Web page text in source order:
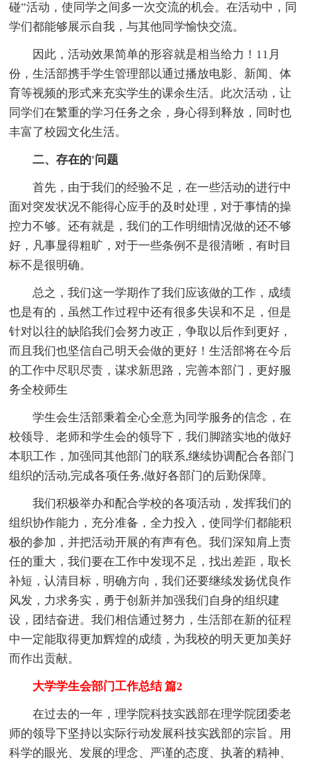
碰”活动，使同学之间多一次交流的机会。在活动中，同
学们都能够展示自我，与其他同学愉快交流。
因此，活动效果简单的形容就是相当给力！11月
份，生活部携手学生管理部以通过播放电影、新闻、体
育等视频的形式来充实学生的课余生活。此次活动，让
同学们在繁重的学习任务之余，身心得到释放，同时也
丰富了校园文化生活。
二、存在的'问题
首先，由于我们的经验不足，在一些活动的进行中
面对突发状况不能得心应手的及时处理，对于事情的操
控力不够。还有就是，我们的工作明细情况做的还不够
好，凡事显得粗旷，对于一些条例不是很清晰，有时目
标不是很明确。
总之，我们这一学期作了我们应该做的工作，成绩
也是有的，虽然工作过程中还有很多失误和不足，但是
针对以往的缺陷我们会努力改正，争取以后作到更好，
而且我们也坚信自己明天会做的更好！生活部将在今后
的工作中尽职尽责，谋求新思路，完善本部门，更好服
务全校师生
学生会生活部秉着全心全意为同学服务的信念，在
校领导、老师和学生会的领导下，我们脚踏实地的做好
本职工作，加强同其他部门的联系,继续协调配合各部门
组织的活动,完成各项任务,做好各部门的后勤保障。
我们积极举办和配合学校的各项活动，发挥我们的
组织协作能力，充分准备，全力投入，使同学们都能积
极的参加，并把活动开展的有声有色。我们深知肩上责
任的重大，我们要在工作中发现不足，找出差距，取长
补短，认清目标，明确方向，我们还要继续发扬优良作
风发，力求务实，勇于创新并加强我们自身的组织建
设，团结奋进。我们相信通过努力，生活部在新的征程
中一定能取得更加辉煌的成绩，为我校的明天更加美好
而作出贡献。
大学学生会部门工作总结 篇2
在过去的一年，理学院科技实践部在理学院团委老
师的领导下坚持以实际行动发展科技实践部的宗旨。用
科学的眼光、发展的理念、严谨的态度、执著的精神、